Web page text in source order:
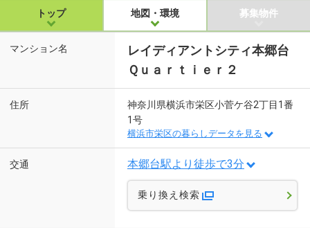
トップ 地図・環境 募集物件
マンション名
レイディアントシティ本郷台
Ｑｕａｒｔｉｅｒ２
住所
神奈川県横浜市栄区小菅ケ谷2丁目1番
1号
横浜市栄区の暮らしデータを見る
交通 本郷台駅より徒歩で3分
乗り換え検索